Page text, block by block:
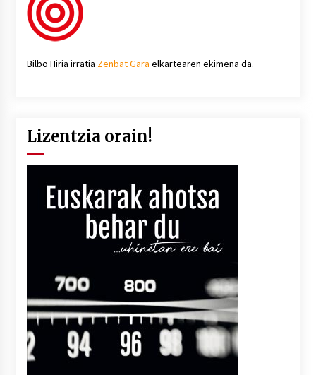
Bilbo Hiria irratia Zenbat Gara elkartearen ekimena da.
Lizentzia orain!